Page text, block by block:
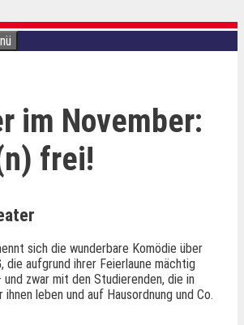
im November:
frei!
sich die wunderbare Komödie über
die aufgrund ihrer Feierlaune mächtig
zwar mit den Studierenden, die in
ihnen leben und auf Hausordnung und Co.